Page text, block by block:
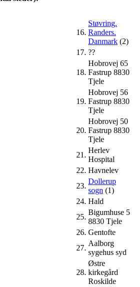
16.
Støvring.
Randers.
Danmark (2)
17. ??
18.
Hobrovej 65
Fastrup 8830
Tjele
19.
Hobrovej 56
Fastrup 8830
Tjele
20.
Hobrovej 50
Fastrup 8830
Tjele
21.
Herlev
Hospital
22. Havnelev
23.
Dollerup
sogn (1)
24. Hald
25.
Bigumhuse 5
8830 Tjele
26. Gentofte
27.
Aalborg
sygehus syd
28.
Østre
kirkegård
Roskilde